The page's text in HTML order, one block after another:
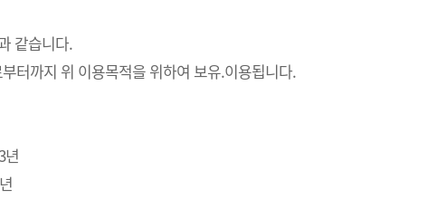
같습니다.
터까지 위 이용목적을 위하여 보유.이용됩니다.
년